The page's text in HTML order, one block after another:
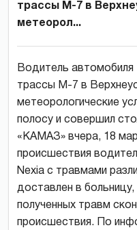
трассы М-7 в
метеорол...
Водитель автомобиля
трассы М-7 в
метеорологические
полосу и совершил
«КАМАЗ» вчера, 18
происшествия
Nexia с травмами
доставлен в
полученных травм
происшествия. По